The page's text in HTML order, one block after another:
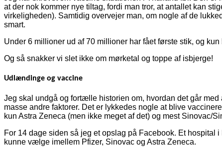
at der nok kommer nye tiltag, fordi man tror, at antallet kan
virkeligheden). Samtidig overvejer man, om nogle af de
smart.
Under 6 millioner ud af 70 millioner har fået første stik, og
Og så snakker vi slet ikke om mørketal og toppe af isbjerge!
Udlændinge og vaccine
Jeg skal undgå og fortælle historien om, hvordan det går
masse andre faktorer. Det er lykkedes nogle at blive
kun Astra Zeneca (men ikke meget af det) og mest Sinovac/
For 14 dage siden så jeg et opslag på Facebook. Et
kunne vælge imellem Pfizer, Sinovac og Astra Zeneca.